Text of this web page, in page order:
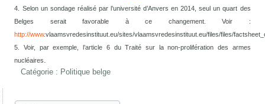
4. Selon un sondage réalisé par l’université d’Anvers en 2014, seul un quart des
Belges serait favorable à ce changement. Voir :
http://www.vlaamsvredesinstituut.eu/sites/vlaamsvredesinstituut.eu/files/files/
5. Voir, par exemple, l’article 6 du Traité sur la non-prolifération des armes
nucléaires.
Catégorie : Politique belge